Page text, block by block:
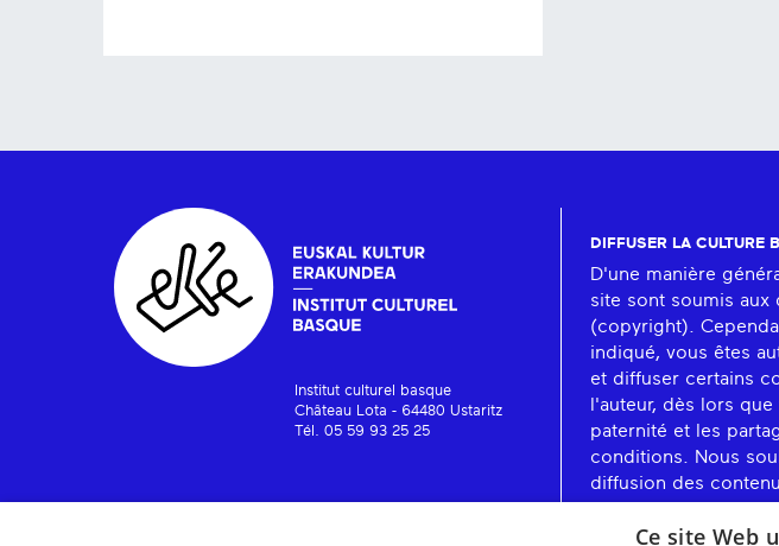
Institut culturel basque
Château Lota - 64480 Ustaritz
Tél. 05 59 93 25 25
DIFFUSER LA CULTURE
D'une manière
site sont soumis aux
(copyright).
indiqué, vous êtes
et diffuser certains
l'auteur, dès lors
paternité et les
conditions. Nous
diffusion des
En savoir plus
Ce site Web